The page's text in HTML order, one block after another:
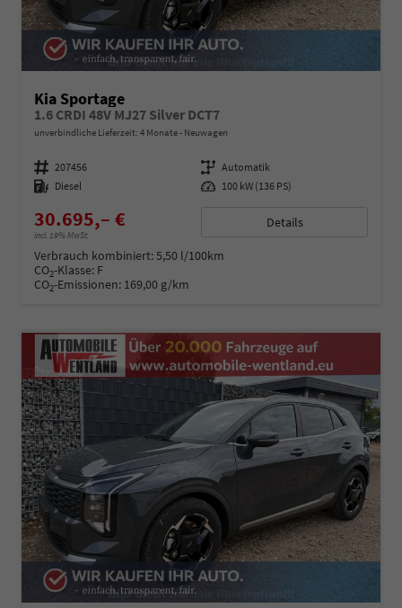
Kia Sportage
1.6 CRDI 48V MJ27 Silver DCT7
unverbindliche Lieferzeit: 4 Monate Neuwagen
Fahrzeugnummer 207456 Getriebe Automatik
Kraftstoff Diesel Leistung 100 kW (136 PS)
30.695,– €
incl. 19% MwSt.
Details
Verbrauch kombiniert:5,50 l/100km
CO2-Klasse: F
CO2-Emissionen: 169,00 g/km